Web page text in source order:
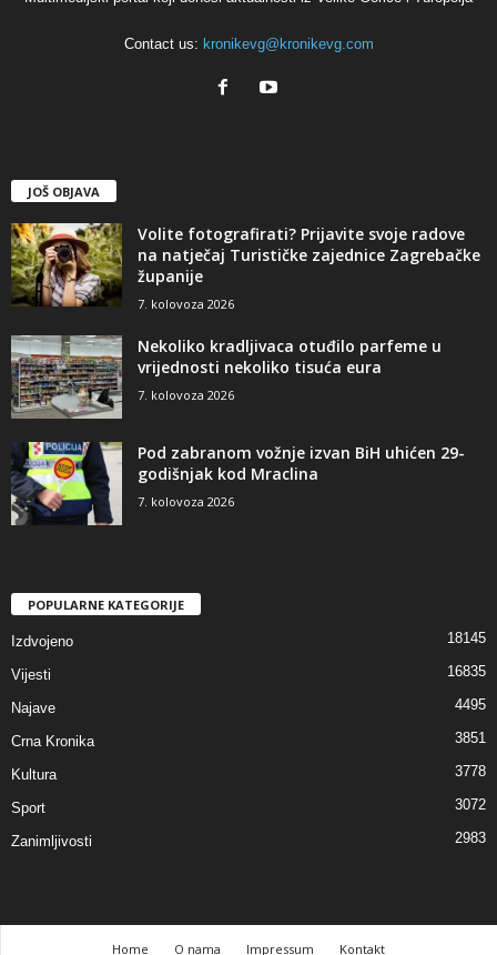
Contact us: kronikevg@kronikevg.com
JOŠ OBJAVA
Volite fotografirati? Prijavite svoje radove
na natječaj Turističke zajednice Zagrebačke
županije
7. kolovoza 2026
Nekoliko kradljivaca otuđilo parfeme u
vrijednosti nekoliko tisuća eura
7. kolovoza 2026
Pod zabranom vožnje izvan BiH uhićen 29-
godišnjak kod Mraclina
7. kolovoza 2026
POPULARNE KATEGORIJE
Izdvojeno 18145
Vijesti 16835
Najave 4495
Crna Kronika 3851
Kultura 3778
Sport 3072
Zanimljivosti 2983
Home O nama Impressum Kontakt